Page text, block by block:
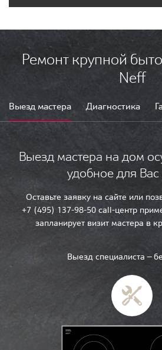
Ремонт крупной
Neff
Выезд мастера Диагностика
Выезд мастера на дом
удобное для
Оставьте заявку на сайте или
+7 (495) 137-98-50 call-центр
запланирует визит мастера в
Выезд специалиста —